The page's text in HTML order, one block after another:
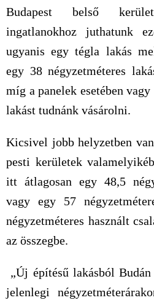
Budapest belső
ingatlanokhoz juthatunk
ugyanis egy tégla lakás
egy 38 négyzetméteres
míg a panelek esetében
lakást tudnánk vásárolni.
Kicsivel jobb helyzetben
pesti kerületek
itt átlagosan egy 48,5
vagy egy 57
négyzetméteres használt
az összegbe.
„Új építésű lakásból
jelenlegi